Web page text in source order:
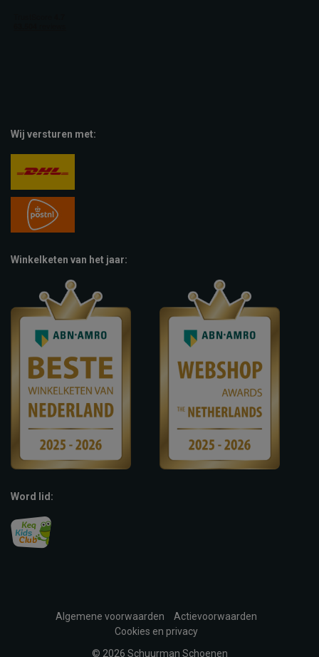
Wij versturen met:
Winkelketen van het jaar:
Word lid:
Algemene voorwaarden
Actievoorwaarden
Cookies en privacy
© 2026 Schuurman Schoenen